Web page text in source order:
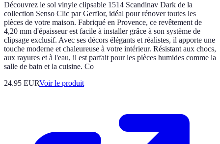
Découvrez le sol vinyle clipsable 1514 Scandinav Dark de la
collection Senso Clic par Gerflor, idéal pour rénover toutes les
pièces de votre maison. Fabriqué en Provence, ce revêtement de
4,20 mm d'épaisseur est facile à installer grâce à son système de
clipsage exclusif. Avec ses décors élégants et réalistes, il apporte une
touche moderne et chaleureuse à votre intérieur. Résistant aux chocs,
aux rayures et à l'eau, il est parfait pour les pièces humides comme la
salle de bain et la cuisine. Co
24.95 EURVoir le produit